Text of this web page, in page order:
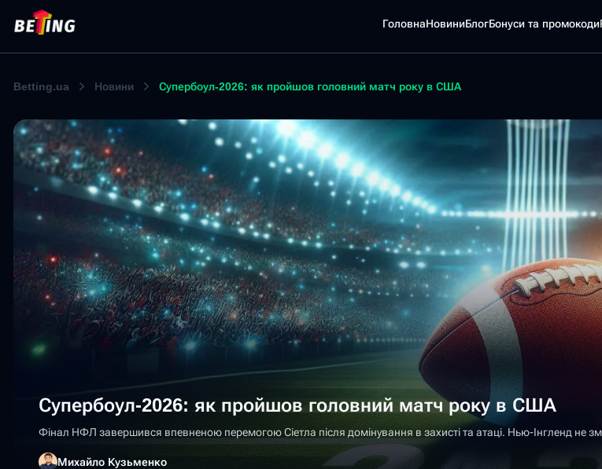
ГоловнаНовиниБлогБонуси та промокоди
Betting.ua Новини Супербоул-2026: як пройшов головний матч року в США
Супербоул-2026: як пройшов головний матч року в США
Фінал НФЛ завершився впевненою перемогою Сіетла після домінування в захисті та атаці. Нью-Інгленд не
Михайло Кузьменко